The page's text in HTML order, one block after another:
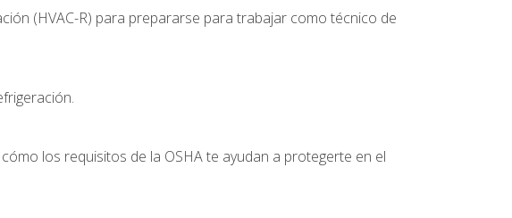
(HVAC-R) para prepararse para trabajar como técnico de
los requisitos de la OSHA te ayudan a protegerte en el